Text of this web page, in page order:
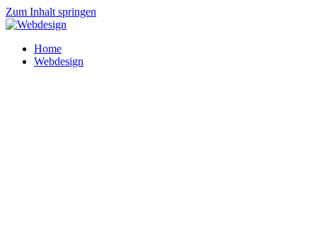
Zum Inhalt springen
Home
Webdesign